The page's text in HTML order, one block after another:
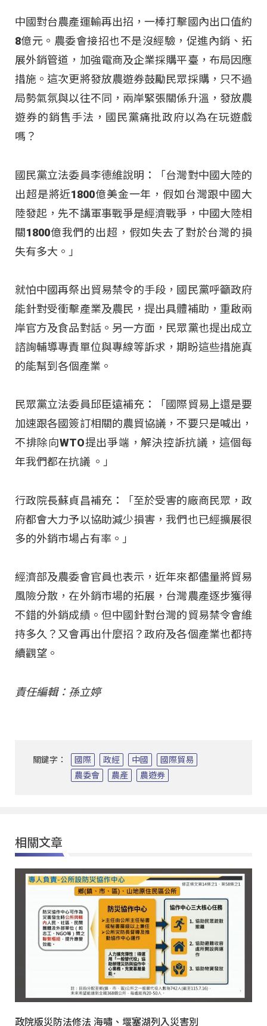
中國對台農產運輸再出招，一棒打擊國內出口值約
8億元。農委會接招也不是沒經驗，促進內銷、拓
展外銷管道，加強電商及企業採購平臺，布局因應
措施。這次更將發放農遊券鼓勵民眾採購，只不過
局勢氣氛與以往不同，兩岸緊張關係升溫，發放農
遊券的銷售手法，國民黨痛批政府以為在玩遊戲
嗎？
國民黨立法委員李德維說明：「台灣對中國大陸的
出超是將近1800億美金一年，假如台灣跟中國大
陸發起，先不講軍事戰爭是經濟戰爭，中國大陸相
關1800億我們的出超，假如失去了對於台灣的損
失有多大。」
就怕中國再祭出貿易禁令的手段，國民黨呼籲政府
能針對受衝擊產業及農民，提出具體補助，重啟兩
岸官方及食品對話。另一方面，民眾黨也提出成立
諮詢輔導專責單位與專線等訴求，期盼這些措施真
的能幫到各個產業。
民眾黨立法委員邱臣遠補充：「國際貿易上還是要
加速跟各國簽訂相關的農貿協議，不要只是喊出，
不排除向WTO提出爭端，解決控訴抗議，這個每
年我們都在抗議 。」
行政院長蘇貞昌補充：「至於受害的廠商民眾，政
府都會大力予以協助減少損害，我們也已經擴展很
多的外銷市場占有率。」
經濟部及農委會官員也表示，近年來都儘量將貿易
風險分散，在外銷市場的拓展，台灣農產逐步獲得
不錯的外銷成績。但中國針對台灣的貿易禁令會維
持多久？又會再出什麼招？政府及各個產業也都持
續觀望。
責任編輯：孫立婷
關鍵字： 國際 政經 中國
國際貿易
農委會
農產 農遊券
相關文章
政院版災防法修法 海嘯、堰塞湖列入災害別